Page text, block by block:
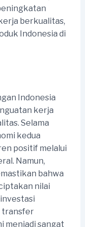
berkualitas,
Indonesia di
Indonesia
kerja
Selama
kedua
positif melalui
Namun,
bahwa
nilai
transfer
menjadi sangat